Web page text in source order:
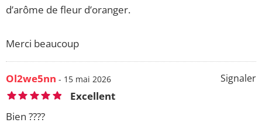
d’arôme de fleur d’oranger.
Merci beaucoup
Signaler
Ol2we5nn - 15 mai 2026
Excellent
Bien ????